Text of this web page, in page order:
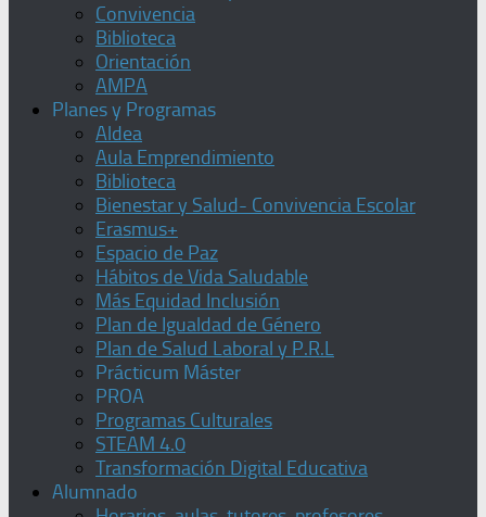
Convivencia
Biblioteca
Orientación
AMPA
Planes y Programas
Aldea
Aula Emprendimiento
Biblioteca
Bienestar y Salud- Convivencia Escolar
Erasmus+
Espacio de Paz
Hábitos de Vida Saludable
Más Equidad Inclusión
Plan de Igualdad de Género
Plan de Salud Laboral y P.R.L
Prácticum Máster
PROA
Programas Culturales
STEAM 4.0
Transformación Digital Educativa
Alumnado